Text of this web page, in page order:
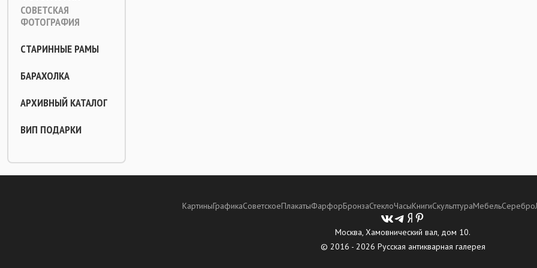
СОВЕТСКАЯ
ФОТОГРАФИЯ
СТАРИННЫЕ РАМЫ
БАРАХОЛКА
АРХИВНЫЙ КАТАЛОГ
ВИП ПОДАРКИ
КартиныГрафикаСоветскоеПлакатыФарфорБронзаСтеклоЧасыКнигиСкульптураМебельСеребро
Москва, Хамовнический вал, дом 10.
© 2016 - 2026 Русская антикварная галерея